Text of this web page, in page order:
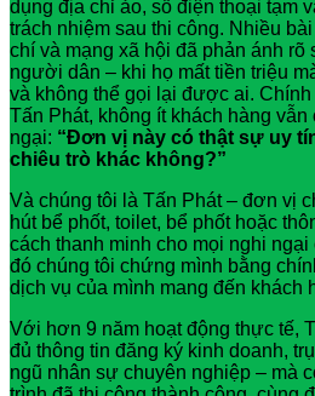
dụng địa chỉ ảo, số điện thoại tạm
trách nhiệm sau thi công. Nhiều
chí và mạng xã hội đã phản ánh rõ
người dân – khi họ mất tiền triệu
và không thể gọi lại được ai.
Tấn Phát, không ít khách hàng
ngại: “Đơn vị này có thật sự uy
chiêu trò khác không?”
Và chúng tôi là Tấn Phát – đơn vị
hút bể phốt, toilet, bể phốt hoặc
cách thanh minh cho mọi nghi
đó chúng tôi chứng mình bằng
dịch vụ của mình mang đến khách
Với hơn 9 năm hoạt động thực tế,
đủ thông tin đăng ký kinh doanh,
ngũ nhân sự chuyên nghiệp – mà